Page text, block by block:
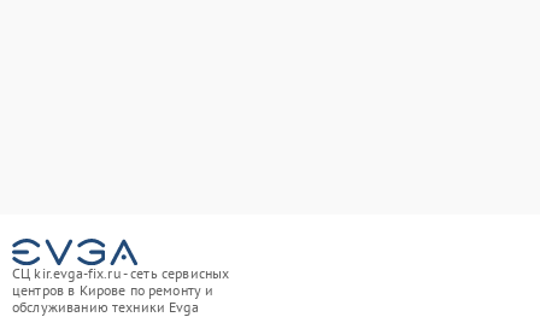
СЦ kir.evga-fix.ru - сеть сервисных
центров в Кирове по ремонту и
обслуживанию техники Evga